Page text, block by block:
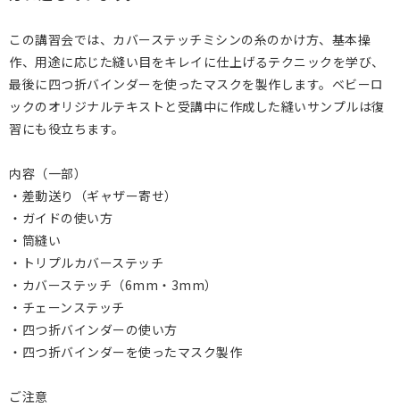
この講習会では、カバーステッチミシンの糸のかけ方、基本操
作、用途に応じた縫い目をキレイに仕上げるテクニックを学び、
最後に四つ折バインダーを使ったマスクを製作します。ベビーロ
ックのオリジナルテキストと受講中に作成した縫いサンプルは復
習にも役立ちます。
内容（一部）
・差動送り（ギャザー寄せ）
・ガイドの使い方
・筒縫い
・トリプルカバーステッチ
・カバーステッチ（6mm・3mm）
・チェーンステッチ
・四つ折バインダーの使い方
・四つ折バインダーを使ったマスク製作
ご注意